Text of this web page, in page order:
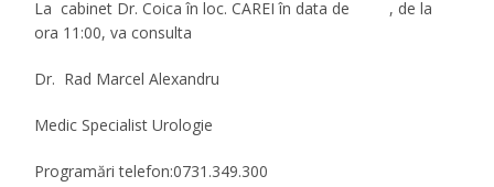
La cabinet Dr. Coica înloc. CAREIîn data de , de la
ora 11:00, va consulta
Dr. Rad Marcel Alexandru
Medic Specialist Urologie
Programări telefon:0731.349.300